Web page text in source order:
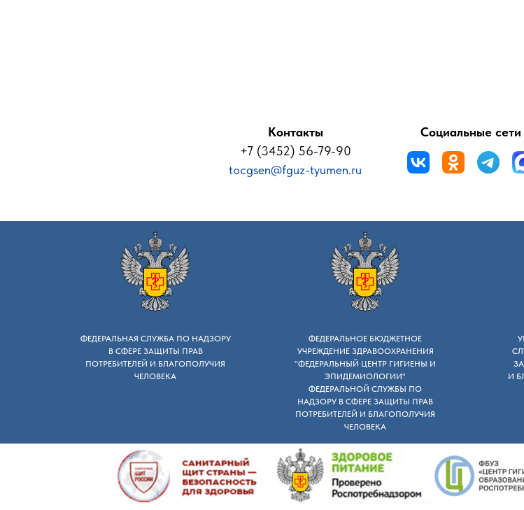
Контакты
+7 (3452) 56-79-90
tocgsen@fguz-tyumen.ru
Социальные сети
ФЕДЕРАЛЬНАЯ СЛУЖБА ПО НАДЗОРУ
B СФЕРЕ ЗАЩИТЫ ПРАВ
ПОТРЕБИТЕЛЕЙ И БЛАГОПОЛУЧИЯ
ЧЕЛОВЕКА
ФЕДЕРАЛЬНОЕ БЮДЖЕТНОЕ
УЧРЕЖДЕНИЕ ЗДРАВООХРАНЕНИЯ
"ФЕДЕРАЛЬНЫЙ ЦЕНТР ГИГИЕНЫ И
ЭПИДЕМИОЛОГИИ"
ФЕДЕРАЛЬНОЙ СЛУЖБЫ ПО
НАДЗОРУ В СФЕРЕ ЗАЩИТЫ ПРАВ
ПОТРЕБИТЕЛЕЙ И БЛАГОПОЛУЧИЯ
ЧЕЛОВЕКА
И